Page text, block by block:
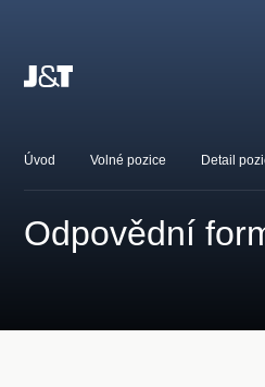
Úvod Volné pozice Detail
Odpovědní